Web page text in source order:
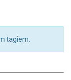
tagiem.